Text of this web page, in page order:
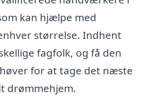
kan hjælpe med
størrelse. Indhent
fagfolk, og få den
for at tage det næste
drømmehjem.